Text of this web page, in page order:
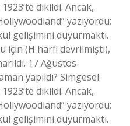
dikildi. Ancak,
yazıyordu;
gelişimini duyurmaktı.
için (H harfi devrilmişti),
17 Ağustos
yapıldı? Simgesel
dikildi. Ancak,
yazıyordu;
gelişimini duyurmaktı.